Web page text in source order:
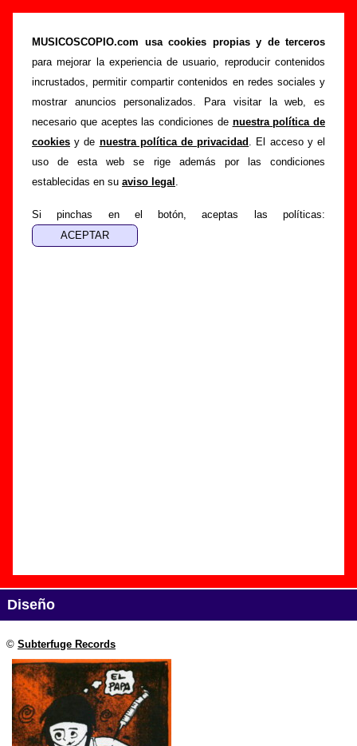
MUSICOSCOPIO.com usa cookies propias y de terceros
para mejorar la experiencia de usuario, reproducir contenidos
incrustados, permitir compartir contenidos en redes sociales y
mostrar anuncios personalizados. Para visitar la web, es
necesario que aceptes las condiciones de nuestra política de
cookies y de nuestra política de privacidad . El acceso y el
uso de esta web se rige además por las condiciones
establecidas en su aviso legal .
Si pinchas en el botón, aceptas las políticas:
El Papa EP - Subterfuge Compilation Vol. 8 (EP
de vinilo de 7’’, 1994) - Varios grupos
Portada >Varios artistas >Discos de 1994
El Papa EP - Subterfuge Compilation Vol. 8
Esta página pretende recopilar todo tipo de información
sobre eldisco “El Papa EP - Subterfuge Compilation Vol.
, interpretado por Varios artistas. Además del listado de
canciones incluidas en el disco, también se mostrarán en
esta página otros tipos de información a medida que estén
disponibles: los datos relacionados con su publicación, los
créditos de la grabación de las canciones (productor,
Diseño
© Subterfuge Records